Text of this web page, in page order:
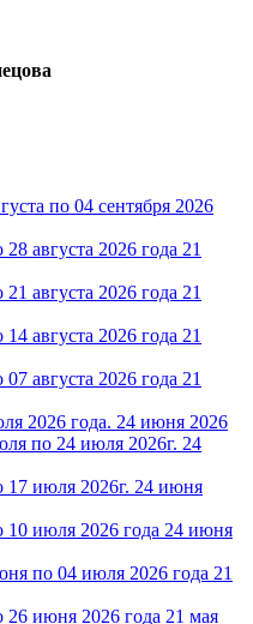
по 04 сентября 2026
августа 2026 года 21
августа 2026 года 21
августа 2026 года 21
августа 2026 года 21
2026 года. 24 июня 2026
по 24 июля 2026г. 24
июля 2026г. 24 июня
июля 2026 года 24 июня
по 04 июля 2026 года 21
июня 2026 года 21 мая